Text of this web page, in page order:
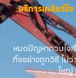
บริการเคลียร์ริ่
หมดปัญหากวนใจเ
ทิ้งอย่างถูกวิธี ไม่ว่
ใหญ่